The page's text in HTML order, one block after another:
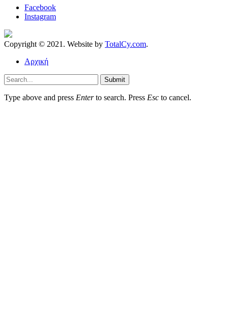
Facebook
Instagram
Copyright © 2021. Website by TotalCy.com.
Αρχική
Submit
Type above and press Enterto search. Press Esc to cancel.